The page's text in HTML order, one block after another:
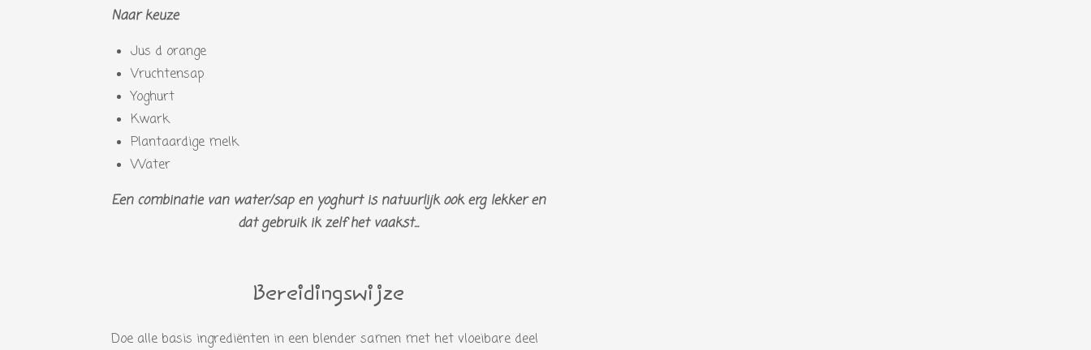
Naar keuze
Jus d orange
Vruchtensap
Yoghurt
Kwark
Plantaardige melk
Water
Een combinatie van water/sap en yoghurt is natuurlijk ook erg lekker en
dat gebruik ik zelf het vaakst...
Bereidingswijze
Doe alle basis ingrediënten in een blender samen met het vloeibare deel